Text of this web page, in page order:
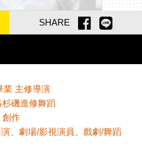
SHARE
業 主修導演
杉磯進修舞蹈
創作
、劇場/影視演員、戲劇/舞蹈